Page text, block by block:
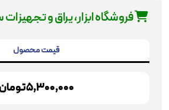
فروشگاه ابزار، یراق و تجهیزات
قیمت محصول
5,300,000تومان